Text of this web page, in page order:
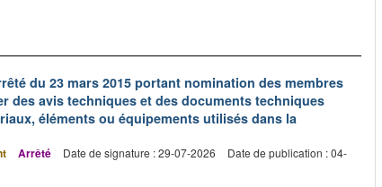
du 23 mars 2015 portant nomination des membres
des avis techniques et des documents techniques
éléments ou équipements utilisés dans la
Arrêté Date de signature : 29-07-2026
Date de publication : 04-